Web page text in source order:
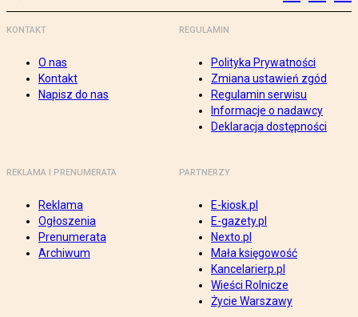
KONTAKT
O nas
Kontakt
Napisz do nas
REGULAMIN
Polityka Prywatności
Zmiana ustawień zgód
Regulamin serwisu
Informacje o nadawcy
Deklaracja dostępności
REKLAMA I PRENUMERATA
Reklama
Ogłoszenia
Prenumerata
Archiwum
PARTNERZY
E-kiosk.pl
E-gazety.pl
Nexto.pl
Mała księgowość
Kancelarierp.pl
Wieści Rolnicze
Życie Warszawy